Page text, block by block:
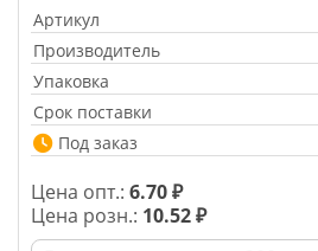
Артикул
Производитель
Упаковка
Срок поставки
Под заказ
Цена опт.: 6.70 ₽
Цена розн.: 10.52 ₽